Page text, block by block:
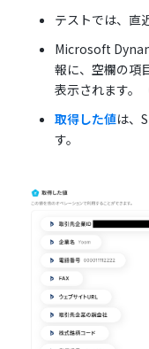
テストでは、直
Microsoft
報に、空欄の項
表示されます。
取得した値は、
す。